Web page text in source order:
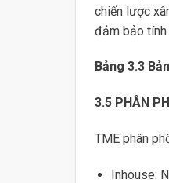
chiến lược
đảm bảo tính
Bảng 3.3
3.5 PHÂN
TME phân
Inhouse: